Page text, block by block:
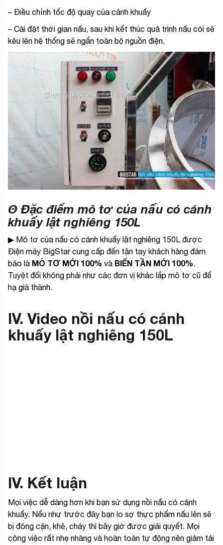
– Điều chỉnh tốc độ quay của cánh khuấy
– Cài đặt thời gian nấu, sau khi kết thúc quá trình nấu còi sẽ
kêu lên hệ thống sẽ ngắn toàn bộ nguồn điện.
Θ Đặc điểm mô tơ của nấu có cánh
khuấy lật nghiêng 150L
▶ Mô tơ của nấu có cánh khuấy lật nghiêng 150L được
Điện máy BigStar cung cấp đến tận tay khách hàng đảm
bảo là MÔ TƠ MỚI 100% và BIẾN TẦN MỚI 100%.
Tuyệt đối không phải như các đơn vị khác lắp mô tơ cũ để
hạ giá thành.
IV. Video nồi nấu có cánh
khuấy lật nghiêng 150L
IV. Kết luận
Mọi việc dễ dàng hơn khi bạn sử dụng nồi nấu có cánh
khuấy. Nếu như trước đây bạn lo sợ thực phẩm nấu lên sẽ
bị đóng cặn, khê, cháy thì bây giờ được giải quyết. Mọi
công việc rất nhẹ nhàng và hoàn toàn tự động nên giảm tải